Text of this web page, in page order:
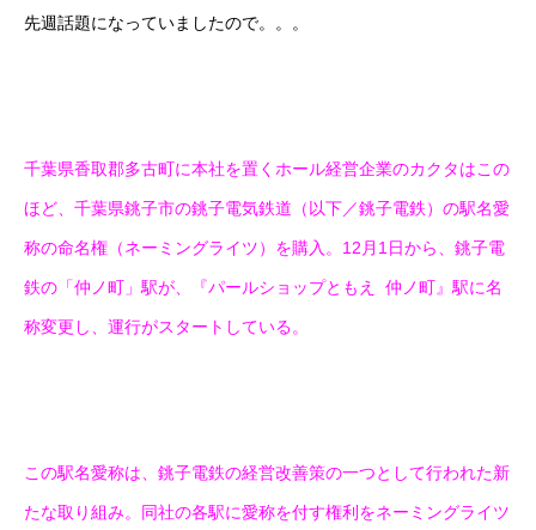
先週話題になっていましたので。。。
千葉県香取郡多古町に本社を置くホール経営企業のカクタはこの
ほど、千葉県銚子市の銚子電気鉄道（以下／銚子電鉄）の駅名愛
称の命名権（ネーミングライツ）を購入。12月1日から、銚子電
鉄の「仲ノ町」駅が、『パールショップともえ 仲ノ町』駅に名
称変更し、運行がスタートしている。
この駅名愛称は、銚子電鉄の経営改善策の一つとして行われた新
たな取り組み。同社の各駅に愛称を付す権利をネーミングライツ